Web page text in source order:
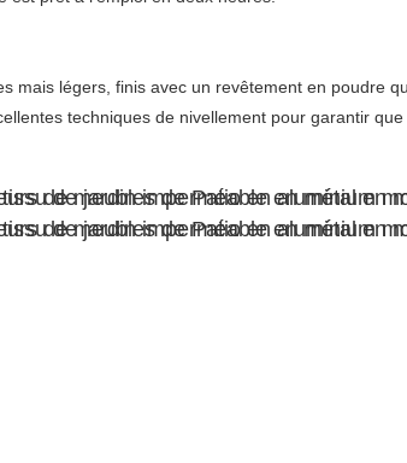
mais légers, finis avec un revêtement en poudre
techniques de nivellement pour garantir